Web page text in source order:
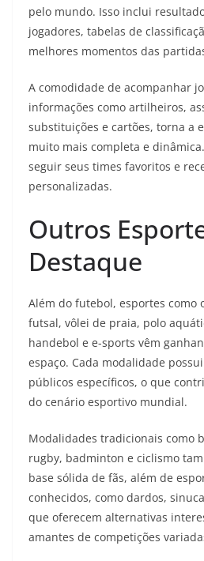
pelo mundo. Isso inclui
jogadores, tabelas de
melhores momentos das
A comodidade de acompanhar
informações como artilheiros,
substituições e cartões, torna a
muito mais completa e
seguir seus times favoritos e
personalizadas.
Outros
Destaque
Além do futebol, esportes como
futsal, vôlei de praia, polo
handebol e e-sports vêm
espaço. Cada modalidade
públicos específicos, o que
do cenário esportivo mundial.
Modalidades tradicionais como
rugby, badminton e ciclismo
base sólida de fãs, além de
conhecidos, como dardos,
que oferecem alternativas
amantes de competições